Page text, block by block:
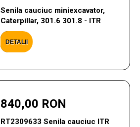
Senila cauciuc miniexcavator,
Caterpillar, 301.6 301.8 - ITR
DETALII
840,00 RON
RT2309633 Senila cauciuc ITR